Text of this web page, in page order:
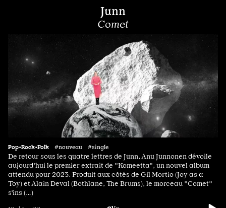
Junn
Comet
Pop•Rock•Folk #nouveau #single
De retour sous les quatre lettres de Junn, Anu Junnonen dévoile
aujourd'hui le premier extrait de "Komeetta", un nouvel album
attendu pour 2023. Produit aux côtés de Gil Mortio (Joy as a
Toy) et Alain Deval (Bothlane, The Brums), le morceau "Comet"
s'ins (…)